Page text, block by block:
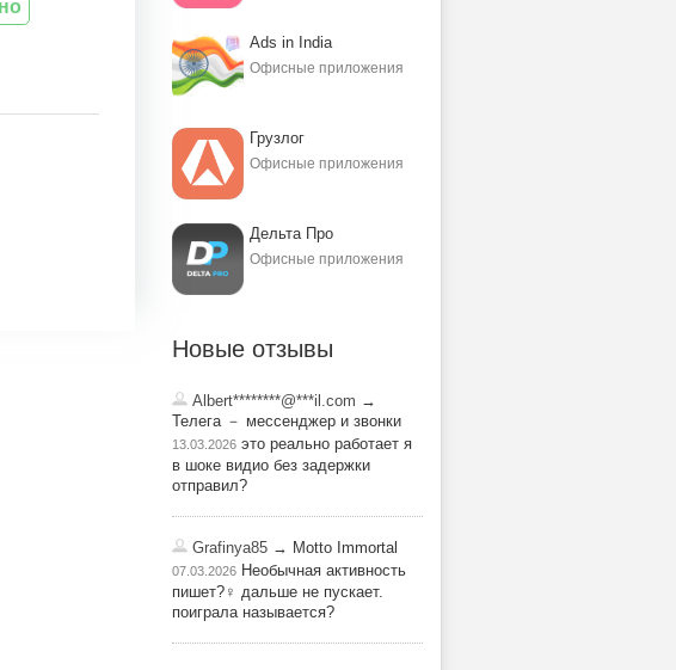
Ads in India
Офисные приложения
Грузлог
Офисные приложения
Дельта Про
Офисные приложения
Новые отзывы
Albert********@***il.com →
Телега － мессенджер и звонки
13.03.2026 это реально работает я
в шоке видио без задержки
отправил?
Grafinya85 → Motto Immortal
07.03.2026 Необычная активность
пишет?‍♀️ дальше не пускает.
поиграла называется?